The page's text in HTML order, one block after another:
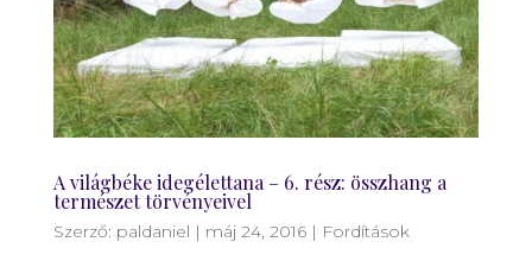
A világbéke idegélettana – 6. rész: összhang a
természet törvényeivel
Szerző: paldaniel | máj 24, 2016| Fordítások